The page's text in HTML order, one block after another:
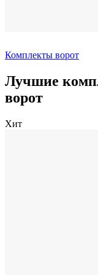
Комплекты ворот
Лучшие
ворот
Хит